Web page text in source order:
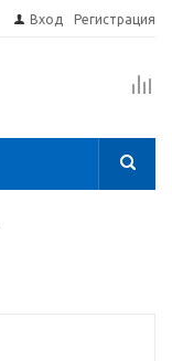
Вход Регистрация